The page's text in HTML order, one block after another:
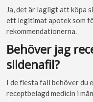
Ja, det är lagligt att köpa
ett legitimat apotek som
rekommendationerna.
Behöver jag
sildenafil?
I de flesta fall behöver du
receptbelagd medicin i